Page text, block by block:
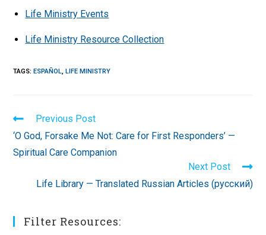
Life Ministry Events
Life Ministry Resource Collection
TAGS:ESPAÑOL, LIFE MINISTRY
Read
more
articles
Previous Post
‘O God, Forsake Me Not: Care for First Responders’ —
Spiritual Care Companion
Next Post
Life Library — Translated Russian Articles (русский)
Filter Resources: